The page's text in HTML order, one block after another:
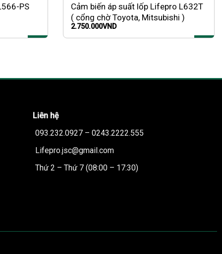
Cảm biến áp suất lốp Lifepro L632T
( cổng chờ Toyota, Mitsubishi )
2.750.000VND
PS
Liên hệ
093.232.0927 – 0243.2222.555
Lifepro.jsc@gmail.com
Thứ 2 – Thứ 7 (08:00 – 17:30)